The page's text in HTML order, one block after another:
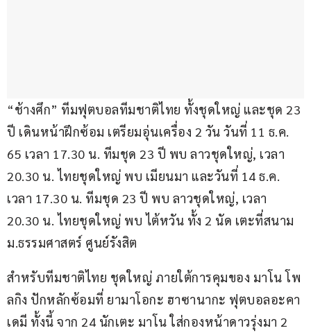
“ช้างศึก” ทีมฟุตบอลทีมชาติไทย ทั้งชุดใหญ่ และชุด 23
ปี เดินหน้าฝึกซ้อม เตรียมอุ่นเครื่อง 2 วัน วันที่ 11 ธ.ค.
65 เวลา 17.30 น. ทีมชุด 23 ปี พบ ลาวชุดใหญ่, เวลา
20.30 น. ไทยชุดใหญ่ พบ เมียนมา และวันที่ 14 ธ.ค.
เวลา 17.30 น. ทีมชุด 23 ปี พบ ลาวชุดใหญ่, เวลา
20.30 น. ไทยชุดใหญ่ พบ ไต้หวัน ทั้ง 2 นัด เตะที่สนาม
ม.ธรรมศาสตร์ ศูนย์รังสิต
สำหรับทีมชาติไทย ชุดใหญ่ ภายใต้การคุมของ มาโน โพ
ลกิง ปักหลักซ้อมที่ ยามาโอกะ ฮาซานากะ ฟุตบอลอะคา
เดมี ทั้งนี้ จาก 24 นักเตะ มาโน ใส่กองหน้าดาวรุ่งมา 2